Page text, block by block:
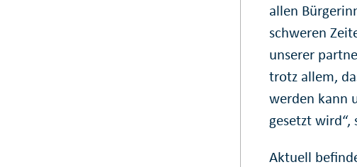
allen
schweren
unserer
trotz allem,
werden kann
gesetzt wird“,
Aktuell